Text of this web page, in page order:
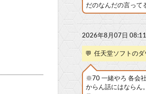
だのなんだの言って
2026年8月07日 08:11
💬 任天堂ソフトの
※70 一緒やろ 各会
からん話にはならん